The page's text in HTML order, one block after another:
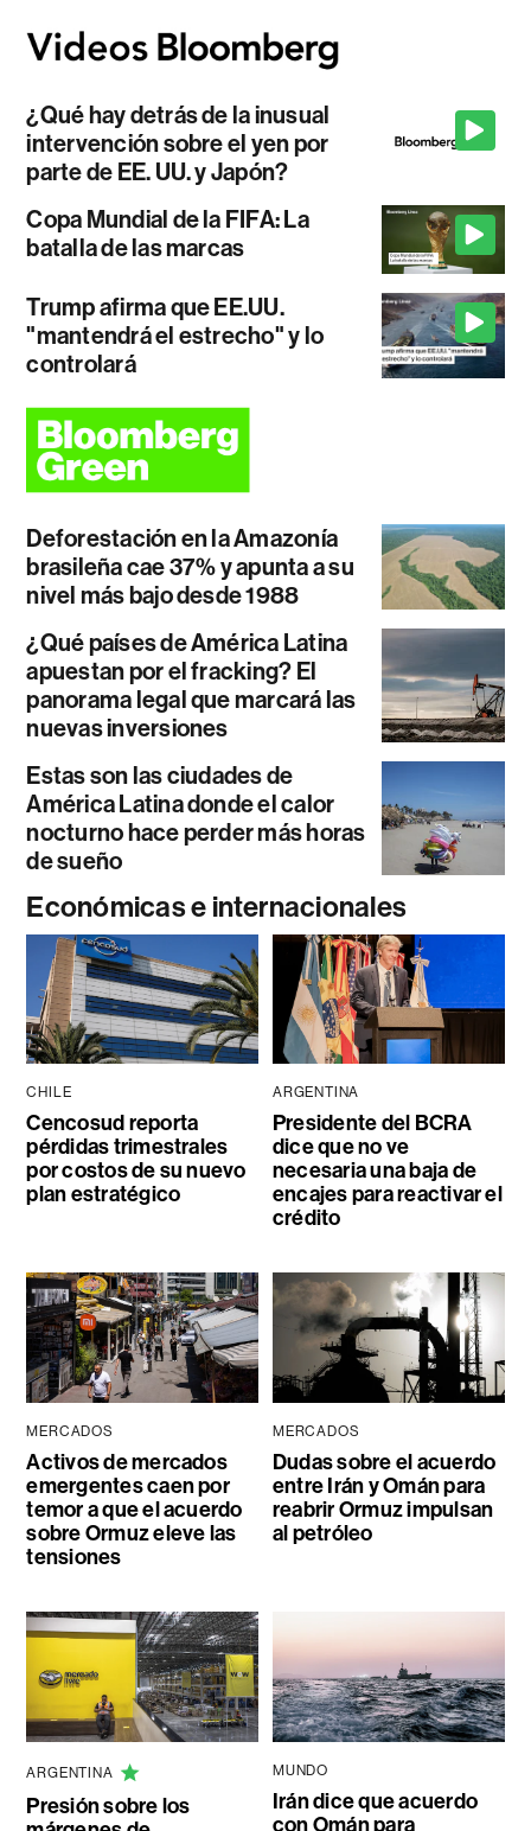
¿Qué hay detrás de la inusual
intervención sobre el yen por
parte de EE. UU. y Japón?
Copa Mundial de la FIFA: La
batalla de las marcas
Trump afirma que EE.UU.
"mantendrá el estrecho" y lo
controlará
Deforestación en la Amazonía
brasileña cae 37% y apunta a su
nivel más bajo desde 1988
¿Qué países de América Latina
apuestan por el fracking? El
panorama legal que marcará las
nuevas inversiones
Estas son las ciudades de
América Latina donde el calor
nocturno hace perder más horas
de sueño
Económicas e internacionales
CHILE
Cencosud reporta
pérdidas trimestrales
por costos de su nuevo
plan estratégico
ARGENTINA
Presidente del BCRA
dice que no ve
necesaria una baja de
encajes para reactivar el
crédito
MERCADOS
Activos de mercados
emergentes caen por
temor a que el acuerdo
sobre Ormuz eleve las
tensiones
MERCADOS
Dudas sobre el acuerdo
entre Irán y Omán para
reabrir Ormuz impulsan
al petróleo
ARGENTINA
Presión sobre los
MUNDO
Irán dice que acuerdo
con Omán para